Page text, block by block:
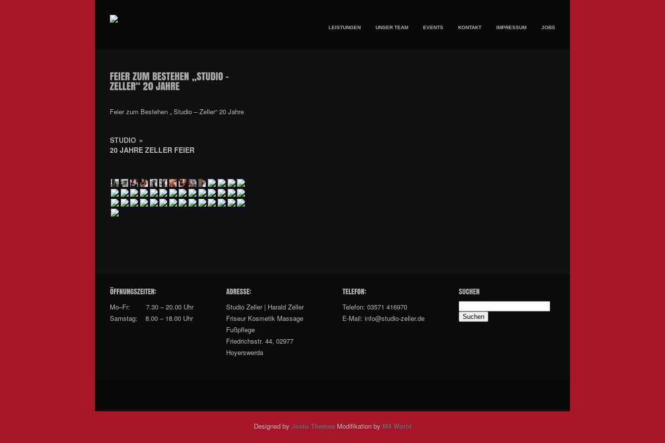
LEISTUNGEN UNSER TEAM EVENTS KONTAKT IMPRESSUM JOBS
Feier zum Bestehen „ Studio – Zeller“ 20 Jahre
STUDIO »
20 JAHRE ZELLER FEIER
Mo–Fr: 7.30 – 20.00 Uhr
Samstag: 8.00 – 18.00 Uhr
Studio Zeller | Harald Zeller
Friseur Kosmetik Massage
Fußpflege
Friedrichsstr. 44, 02977
Hoyerswerda
Telefon: 03571 416970
E-Mail: info@studio-zeller.de
nach:
Designed by Joolu ThemesModifikation by M4 World